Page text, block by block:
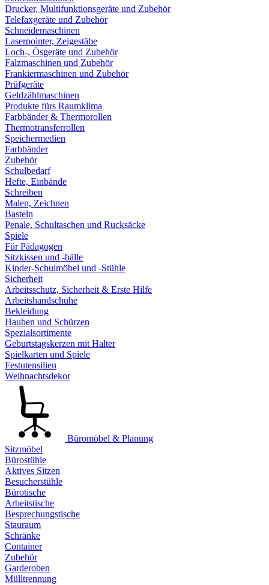
Drucker, Multifunktionsgeräte und Zubehör
Telefaxgeräte und Zubehör
Schneidemaschinen
Laserpointer, Zeigestäbe
Loch-, Ösgeräte und Zubehör
Falzmaschinen und Zubehör
Frankiermaschinen und Zubehör
Prüfgeräte
Geldzählmaschinen
Produkte fürs Raumklima
Farbbänder & Thermorollen
Thermotransferrollen
Speichermedien
Farbbänder
Zubehör
Schulbedarf
Hefte, Einbände
Schreiben
Malen, Zeichnen
Basteln
Penale, Schultaschen und Rucksäcke
Spiele
Für Pädagogen
Sitzkissen und -bälle
Kinder-Schulmöbel und -Stühle
Sicherheit
Arbeitsschutz, Sicherheit & Erste Hilfe
Arbeitshandschuhe
Bekleidung
Hauben und Schürzen
Spezialsortimente
Geburtstagskerzen mit Halter
Spielkarten und Spiele
Festutensilien
Weihnachtsdekor
Büromöbel & Planung
Sitzmöbel
Bürostühle
Aktives Sitzen
Besucherstühle
Bürotische
Arbeitstische
Besprechungstische
Stauraum
Schränke
Container
Zubehör
Garderoben
Mülltrennung